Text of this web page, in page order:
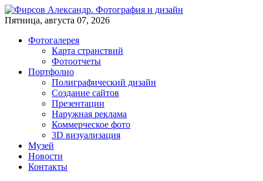
Пятница, августа 07, 2026
Фотогалерея
Карта странствий
Фотоотчеты
Портфолио
Полиграфический дизайн
Создание сайтов
Презентации
Наружная реклама
Коммерческое фото
3D визуализация
Музей
Новости
Контакты